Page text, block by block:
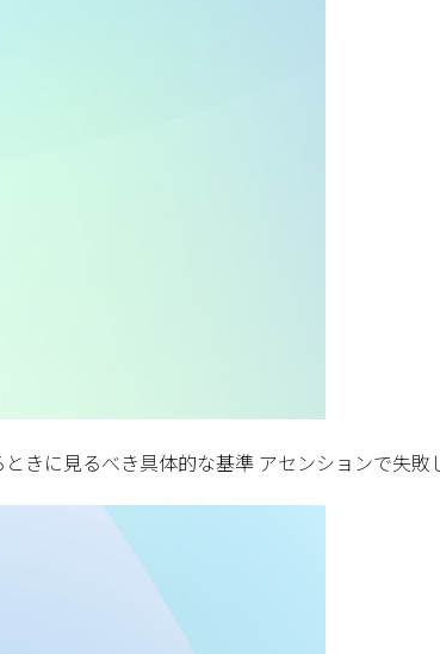
きに見るべき具体的な基準 アセンションで失敗